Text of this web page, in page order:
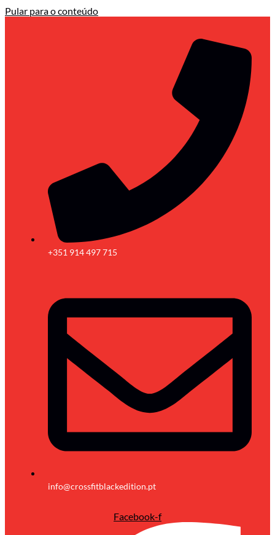
Pular para o conteúdo
+351 914 497 715
info@crossfitblackedition.pt
Facebook-f